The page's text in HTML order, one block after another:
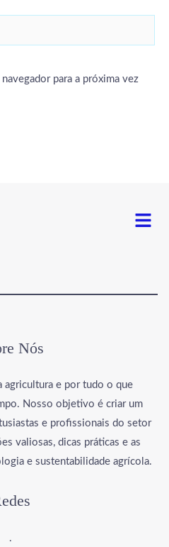
para a próxima vez
Menu
Nós
agricultura e por tudo o que
Nosso objetivo é criar um
e profissionais do setor
valiosas, dicas práticas e as
e sustentabilidade agrícola.
.